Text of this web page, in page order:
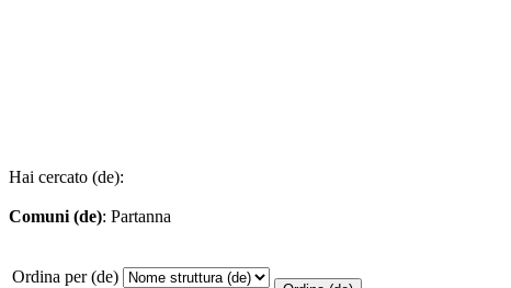
Hai cercato (de):
Comuni (de): Partanna
Ordina per (de)